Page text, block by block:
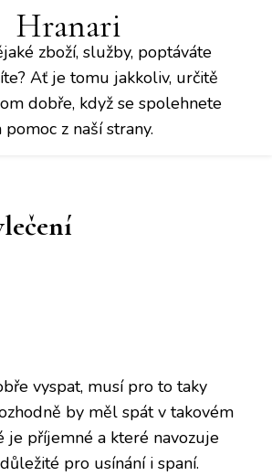
Hranari
zboží, služby, poptáváte
Ať je tomu jakkoliv, určitě
dobře, když se spolehnete
pomoc z naší strany.
vyspat, musí pro to taky
by měl spát v takovém
je příjemné a které navozuje
pro usínání i spaní.